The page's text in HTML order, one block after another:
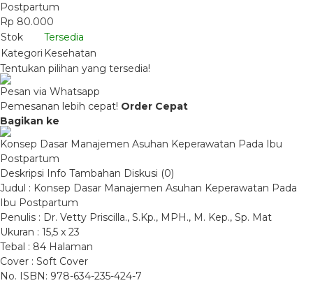
Postpartum
Rp 80.000
Stok
Tersedia
Kategori Kesehatan
Tentukan pilihan yang tersedia!
Pesan via Whatsapp
Pemesanan lebih cepat! Order Cepat
Bagikan ke
Konsep Dasar Manajemen Asuhan Keperawatan Pada Ibu
Postpartum
Deskripsi Info Tambahan Diskusi (0)
Judul : Konsep Dasar Manajemen Asuhan Keperawatan Pada
Ibu Postpartum
Penulis : Dr. Vetty Priscilla., S.Kp., MPH., M. Kep., Sp. Mat
Ukuran : 15,5 x 23
Tebal : 84 Halaman
Cover : Soft Cover
No. ISBN: 978-634-235-424-7